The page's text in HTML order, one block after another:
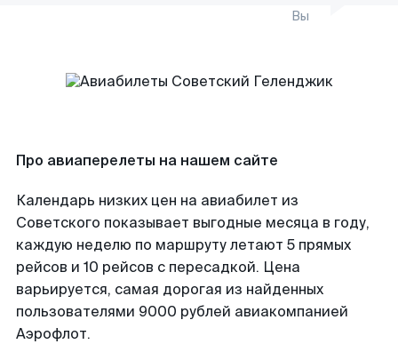
Вы
Про авиаперелеты на нашем сайте
Календарь низких цен на авиабилет из
Советского показывает выгодные месяца в году,
каждую неделю по маршруту летают 5 прямых
рейсов и 10 рейсов с пересадкой. Цена
варьируется, самая дорогая из найденных
пользователями 9000 рублей авиакомпанией
Аэрофлот.